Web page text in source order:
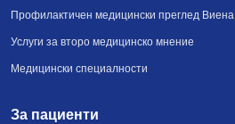
Профилактичен медицински преглед Виена
Услуги за второ медицинско мнение
Медицински специалности
За пациенти